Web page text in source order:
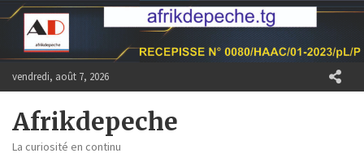
Skip
content
vendredi, août 7, 2026
Afrikdepeche
La curiosité en continu